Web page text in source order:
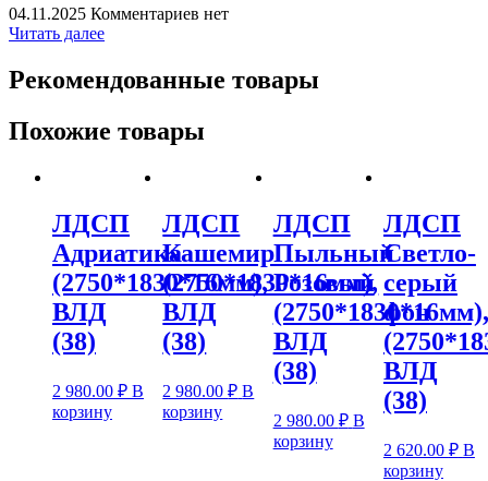
04.11.2025 Комментариев нет
Читать далее
Рекомендованные товары
Похожие товары
ЛДСП
Адриатика
(2750*1830*16мм),
ВЛД
(38)
2 980.00 ₽ В
корзину
ЛДСП
Кашемир
(2750*1830*16мм),
ВЛД
(38)
2 980.00₽ В
корзину
ЛДСП
Пыльный
Розовый
(2750*1830*16мм),
ВЛД
(38)
2 980.00 ₽ В
корзину
ЛДСП
Светло-
серый
фон
ВЛД
(38)
2 620.00 ₽ В
корзину